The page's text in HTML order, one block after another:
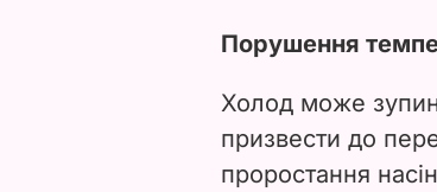
Порушення
Холод може
призвести до
проростання